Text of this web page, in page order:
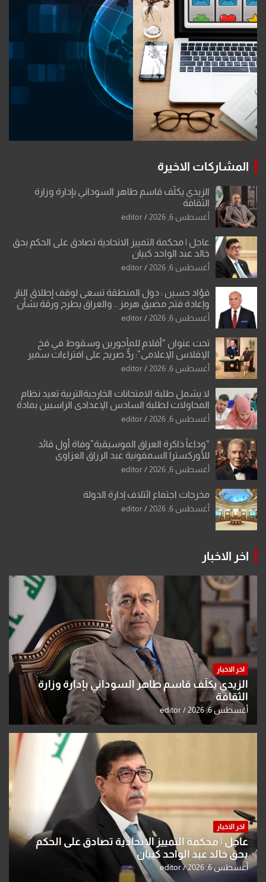
المشاركات الاخيرة
الزيدي يكلّف قاسم طاهر السوداني بإدارة وزارة
الثقافة
أغسطس 6, 2026 editor
عاجل | محكمة التمييز الاتحادية تصادق على الحكم بحق
خالد عبد الواحد كبيان
أغسطس 6, 2026 editor
فؤاد حسين : دول المنطقة تسعى لوقف إطلاق النار
وإعادة فتح مضيق هرمز .. والعراق يطرح ورقة بشأن
تحولات القدس
أغسطس 6, 2026 editor
تحت عنوان “أقلام للمأجورين وسقوط في فخ
الإفلاس الإعلامي”: ردٌّ صريح على افتراءات سمير
الشكرجي
أغسطس 6, 2026 editor
لا يشمل طلبة الامتحانات الخارجيةالتربية تعيد نظام
المحاولات لطلبة السادس الإعدادي الراسبين بمادة
أو مادتين
أغسطس 6, 2026 editor
“وداعاً ذاكرة العراق الموسيقية”وفاة أول قائد
للأوركسترا السمفونية عبد الرزاق العزاوي
أغسطس 6, 2026 editor
مخرجات اجتماع ائتلاف إدارة الدولة
أغسطس 6, 2026 editor
اخر الاخبار
اخر الاخبار
الزيدي يكلّف قاسم طاهر السوداني بإدارة وزارة
الثقافة
أغسطس 6, 2026 editor
اخر الاخبار
عاجل | محكمة التمييز الاتحادية تصادق على الحكم
بحق خالد عبد الواحد كبيان
أغسطس 6, 2026 editor